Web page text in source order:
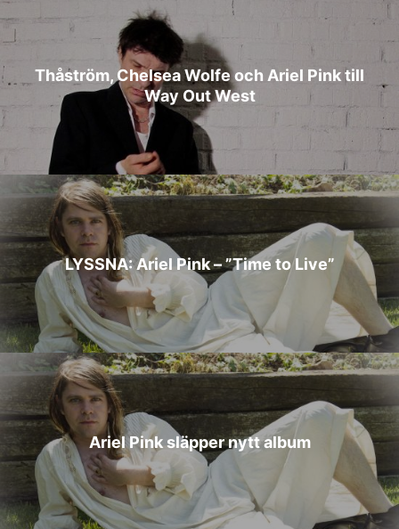
Thåström, Chelsea Wolfe och Ariel Pink till
Way Out West
LYSSNA: Ariel Pink – ”Time to Live”
Ariel Pink släpper nytt album